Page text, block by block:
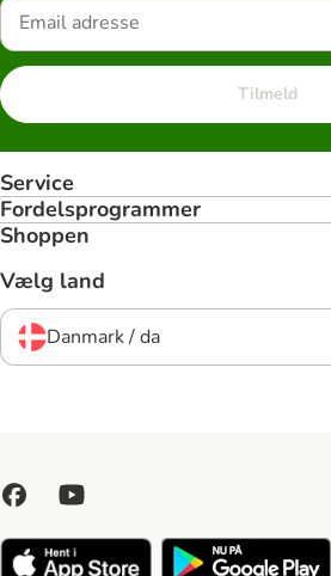
Tilmeld
Service
Fordelsprogrammer
Shoppen
Vælg land
Danmark / da